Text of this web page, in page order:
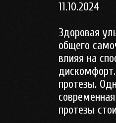
11.10.2024
Здоровая
общего
влияя на
протезы.
протезы